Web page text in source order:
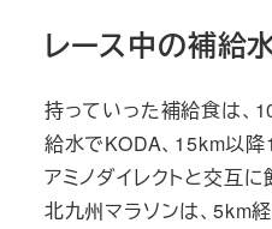
レース中の補給
持っていった補給食は、
給水でKODA、15km以
アミノダイレクトと交互に
北九州マラソンは、5km